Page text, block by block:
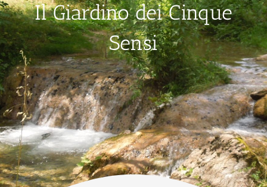
Il Giardino dei Cinque
Sensi